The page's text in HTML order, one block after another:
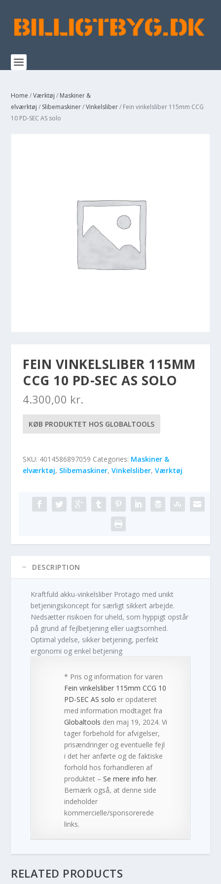
Home /Værktøj / Maskiner &
elværktøj / Slibemaskiner/Vinkelsliber/ Fein vinkelsliber 115mm CCG
10 PD-SEC AS solo
FEIN VINKELSLIBER 115MM
CCG 10 PD-SEC AS SOLO
4.300,00 kr.
KØB PRODUKTET HOS GLOBALTOOLS
SKU: 4014586897059 Categories: Maskiner &
elværktøj, Slibemaskiner,Vinkelsliber,Værktøj
DESCRIPTION
Kraftfuld akku-vinkelsliber Protago med unikt
betjeningskoncept for særligt sikkert arbejde.
Nedsætter risikoen for uheld, som hyppigt opstår
på grund af fejlbetjening eller uagtsomhed.
Optimal ydelse, sikker betjening, perfekt
ergonomi og enkel betjening
* Pris og information for varen
Fein vinkelsliber 115mm CCG 10
PD-SEC AS solo er opdateret
med information modtaget fra
Globaltools den maj 19, 2024. Vi
tager forbehold for afvigelser,
prisændringer og eventuelle fejl
i det her anførte og de faktiske
forhold hos forhandleren af
produktet –Se mere info her.
Bemærk også, at denne side
indeholder
kommercielle/sponsorerede
links.
RELATED PRODUCTS